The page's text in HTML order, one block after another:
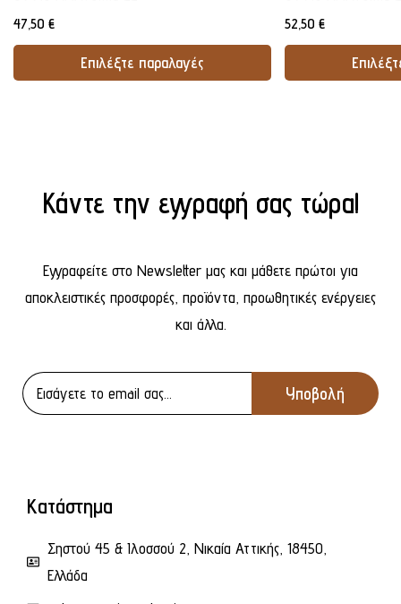
47,50 €
Επιλέξτε παραλαγές
52,50 €
Κάντε την εγγραφή σας τώρα!
Εγγραφείτε στο Newsletter μας και μάθετε πρώτοι για
αποκλειστικές προσφορές, προϊόντα, προωθητικές ενέργειες
και άλλα.
Κατάστημα
Σηστού 45 & Ιλοσσού 2, Νικαία Αττικής, 18450,
Ελλάδα